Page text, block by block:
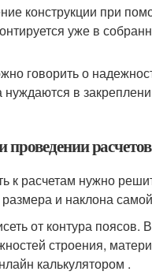
конструкции при
уже в
говорить о
нуждаются в
расчетов
к расчетам нужно
и наклона
от контура
строения,
калькулятором .